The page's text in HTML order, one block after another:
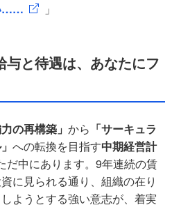
……
」
与と待遇は、あなたにフ
力の再構築」 から 「サーキュラ
への転換を目指す中期経営計
だ中にあります。9年連続の賃
に見られる通り、組織の在り
ようとする強い意志が、着実